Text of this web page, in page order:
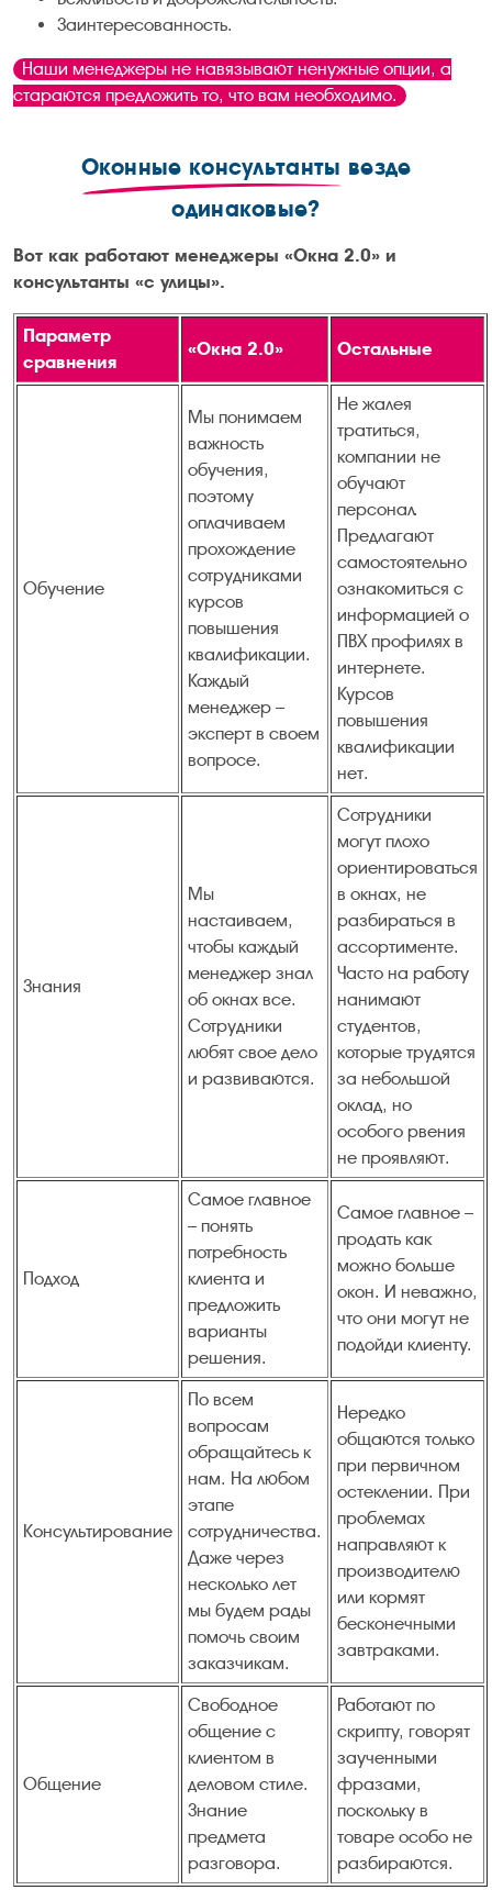
Заинтересованность.
Наши менеджеры не навязывают ненужные опции, а
стараются предложить то, что вам необходимо.
Оконные консультанты везде
одинаковые?
Вот как работают менеджеры «Окна 2.0» и
консультанты «с улицы».
Параметр
сравнения
«Окна 2.0» Остальные
Обучение
Мы понимаем
важность
обучения,
поэтому
оплачиваем
прохождение
сотрудниками
курсов
повышения
квалификации.
Каждый
менеджер –
эксперт в своем
вопросе.
Не жалея
тратиться,
компании не
обучают
персонал.
Предлагают
самостоятельно
ознакомиться с
информацией о
ПВХ профилях в
интернете.
Курсов
повышения
квалификации
нет.
Знания
Мы
настаиваем,
чтобы каждый
менеджер знал
об окнах все.
Сотрудники
любят свое дело
и развиваются.
Сотрудники
могут плохо
ориентироваться
в окнах, не
разбираться в
ассортименте.
Часто на работу
нанимают
студентов,
которые трудятся
за небольшой
оклад, но
особого рвения
не проявляют.
Подход
Самое главное
– понять
потребность
клиента и
предложить
варианты
решения.
Самое главное –
продать как
можно больше
окон. И неважно,
что они могут не
подойди клиенту.
Консультирование
По всем
вопросам
обращайтесь к
нам. На любом
этапе
сотрудничества.
Даже через
несколько лет
мы будем рады
помочь своим
заказчикам.
Нередко
общаются только
при первичном
остеклении. При
проблемах
направляют к
производителю
или кормят
бесконечными
завтраками.
Общение
Свободное
общение с
клиентом в
деловом стиле.
Знание
предмета
разговора.
Работают по
скрипту, говорят
заученными
фразами,
поскольку в
товаре особо не
разбираются.